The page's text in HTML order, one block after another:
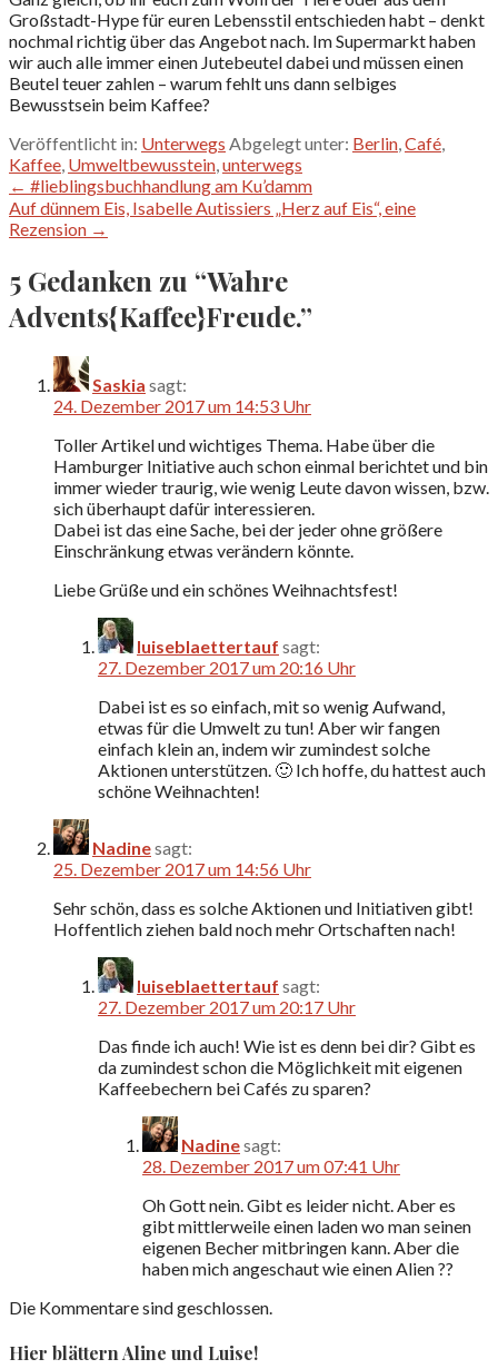
Großstadt-Hype für euren Lebensstil entschieden habt – denkt
nochmal richtig über das Angebot nach. Im Supermarkt haben
wir auch alle immer einen Jutebeutel dabei und müssen einen
Beutel teuer zahlen – warum fehlt uns dann selbiges
Bewusstsein beim Kaffee?
Veröffentlicht in: Unterwegs Abgelegt unter: Berlin Café
Kaffee Umweltbewusstein unterwegs
Beitragsnavigation
← #lieblingsbuchhandlung am Ku’damm
Auf dünnem Eis, Isabelle Autissiers „Herz auf Eis“, eine
Rezension →
5 Gedanken zu “Wahre
Advents{Kaffee}Freude.”
Saskia sagt:
24. Dezember 2017 um 14:53 Uhr
Toller Artikel und wichtiges Thema. Habe über die
Hamburger Initiative auch schon einmal berichtet und bin
immer wieder traurig, wie wenig Leute davon wissen, bzw.
sich überhaupt dafür interessieren.
Dabei ist das eine Sache, bei der jeder ohne größere
Einschränkung etwas verändern könnte.
Liebe Grüße und ein schönes Weihnachtsfest!
luiseblaettertauf sagt:
27. Dezember 2017 um 20:16 Uhr
Dabei ist es so einfach, mit so wenig Aufwand,
etwas für die Umwelt zu tun! Aber wir fangen
einfach klein an, indem wir zumindest solche
Aktionen unterstützen. 🙂 Ich hoffe, du hattest auch
schöne Weihnachten!
Nadinesagt:
25. Dezember 2017 um 14:56 Uhr
Sehr schön, dass es solche Aktionen und Initiativen gibt!
Hoffentlich ziehen bald noch mehr Ortschaften nach!
luiseblaettertauf sagt:
27. Dezember 2017 um 20:17 Uhr
Das finde ich auch! Wie ist es denn bei dir? Gibt es
da zumindest schon die Möglichkeit mit eigenen
Kaffeebechern bei Cafés zu sparen?
Nadinesagt:
28. Dezember 2017 um 07:41 Uhr
Oh Gott nein. Gibt es leider nicht. Aber es
gibt mittlerweile einen laden wo man seinen
eigenen Becher mitbringen kann. Aber die
haben mich angeschaut wie einen Alien ??
Die Kommentare sind geschlossen.
Hier blättern Aline und Luise!